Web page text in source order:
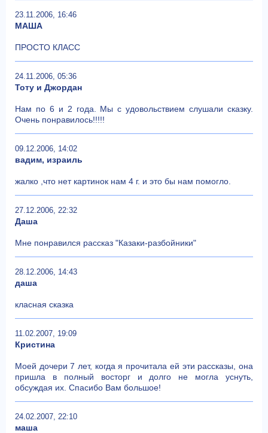
23.11.2006, 16:46
МАША
ПРОСТО КЛАСС
24.11.2006, 05:36
Тоту и Джордан
Нам по 6 и 2 года. Мы с удовольствием слушали сказку.
Очень понравилось!!!!!
09.12.2006, 14:02
вадим, израиль
жалко ,что нет картинок нам 4 г. и это бы нам помогло.
27.12.2006, 22:32
Даша
Мне понравился рассказ "Казаки-разбойники"
28.12.2006, 14:43
даша
класная сказка
11.02.2007, 19:09
Кристина
Моей дочери 7 лет, когда я прочитала ей эти рассказы, она
пришла в полный восторг и долго не могла уснуть,
обсуждая их. Спасибо Вам большое!
24.02.2007, 22:10
маша